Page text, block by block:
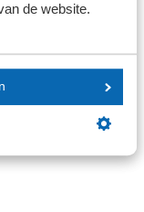
de website.